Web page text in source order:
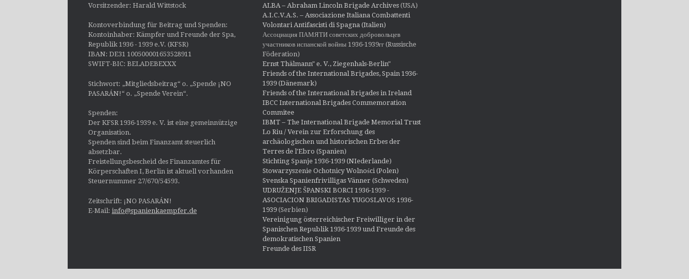
Vorsitzender: Harald Wittstock
Kontoverbindung für Beitrag und Spenden:
Kontoinhaber: Kämpfer und Freunde der Spa,
Republik 1936 - 1939 e.V. (KFSR)
IBAN: DE31 100500001653528911
SWIFT-BIC: BELADEBEXXX
Stichwort: „Mitgliedsbeitrag“ o. „Spende ¡NO
PASARÁN!“ o. „Spende Verein“.
Spenden:
Der KFSR 1936-1939 e. V. ist eine gemeinnützige
Organisation.
Spenden sind beim Finanzamt steuerlich
absetzbar.
Freistellungsbescheid des Finanzamtes für
Körperschaften I, Berlin ist aktuell vorhanden
Steuernummer 27/670/54593.
Zeitschrift: ¡NO PASARÁN!
E-Mail: info@spanienkaempfer.de
ALBA – Abraham Lincoln Brigade Archives(USA)
A.I.C.V.A.S. – Associazione Italiana Combattenti
Volontari Antifascisti di Spagna (Italien)
Ассоциация ПАМЯТИ советских добровольцев
участников испанской войны 1936-1939гг (Russische
Föderation)
Ernst Thälmann" e. V., Ziegenhals-Berlin"
Friends of the International Brigades, Spain 1936-
1939 (Dänemark)
Friends of the International Brigades in Ireland
IBCC International Brigades Commemoration
Commitee
IBMT – The International Brigade Memorial Trust
Lo Riu / Verein zur Erforschung des
archäologischen und historischen Erbes der
Terres de l'Ebro (Spanien)
Stichting Spanje 1936-1939 (NIederlande)
Stowarzyszenie Ochotnicy Wolności (Polen)
Svenska Spanienfrivilligas Vänner (Schweden)
UDRUŽENJE ŠPANSKI BORCI 1936-1939 -
ASOCIACION BRIGADISTAS YUGOSLAVOS 1936-
1939(Serbien)
Vereinigung österreichischer Freiwilliger in der
Spanischen Republik 1936-1939 und Freunde des
demokratischen Spanien
Freunde des IISR